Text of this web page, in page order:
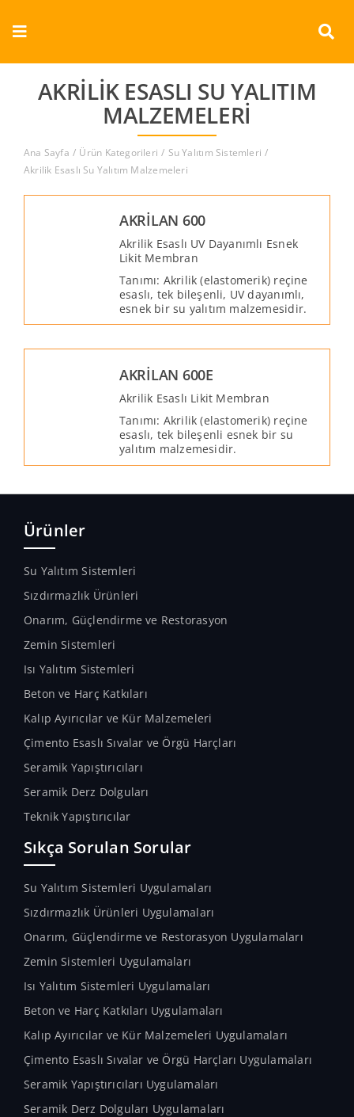
Toggle
Navigation
Kurumsal
Dokümanlar
Türkçe
AKRILIK ESASLI SU YALITIM
MALZEMELERI
Ana Sayfa Ürün Kategorileri
Su Yalıtım Sistemleri
Akrilik Esaslı Su Yalıtım Malzemeleri
AKRİLAN 600
Akrilik Esaslı UV Dayanımlı Esnek
Likit Membran
Tanımı: Akrilik (elastomerik) reçine
esaslı, tek bileşenli, UV dayanımlı,
esnek bir su yalıtım malzemesidir.
AKRİLAN 600E
Akrilik Esaslı Likit Membran
Tanımı: Akrilik (elastomerik) reçine
esaslı, tek bileşenli esnek bir su
yalıtım malzemesidir.
Ürünler
Su Yalıtım Sistemleri
Sızdırmazlık Ürünleri
Onarım, Güçlendirme ve Restorasyon
Zemin Sistemleri
Isı Yalıtım Sistemleri
Beton ve Harç Katkıları
Kalıp Ayırıcılar ve Kür Malzemeleri
Çimento Esaslı Sıvalar ve Örgü Harçları
Seramik Yapıştırıcıları
Seramik Derz Dolguları
Teknik Yapıştırıcılar
Sıkça Sorulan Sorular
Su Yalıtım Sistemleri Uygulamaları
Sızdırmazlık Ürünleri Uygulamaları
Onarım, Güçlendirme ve Restorasyon Uygulamaları
Zemin Sistemleri Uygulamaları
Isı Yalıtım Sistemleri Uygulamaları
Beton ve Harç Katkıları Uygulamaları
Kalıp Ayırıcılar ve Kür Malzemeleri Uygulamaları
Çimento Esaslı Sıvalar ve Örgü Harçları Uygulamaları
Seramik Yapıştırıcıları Uygulamaları
Seramik Derz Dolguları Uygulamaları